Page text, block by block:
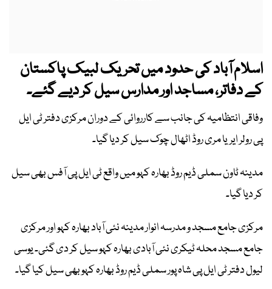
اسلام آباد کی حدود میں تحریک لبیک پاکستان
کے دفاتر، مساجد اور مدارس سیل کر دیے گئے۔
وفاقی انتظامیہ کی جانب سے کارروائی کے دوران مرکزی دفتر ٹی ایل
پی رولر ایریا مری روڈ اٹھال چوک سیل کر دیا گیا۔
مدینہ ٹاون سملی ڈیم روڈ بھارہ کہو میں واقع ٹی ایل پی آفس بھی سیل
کر دیا گیا۔
مرکزی جامع مسجد و مدرسہ انوار مدینہ نئی آباد بھارہ کہو اور مرکزی
جامع مسجد محلہ ٹیکری نئی آبادی بھارہ کہو سیل کر دی گئی۔ یوسی
لیول دفتر ٹی ایل پی شاہ پور سملی ڈیم روڈ بھارہ کہو بھی سیل کیا گیا۔